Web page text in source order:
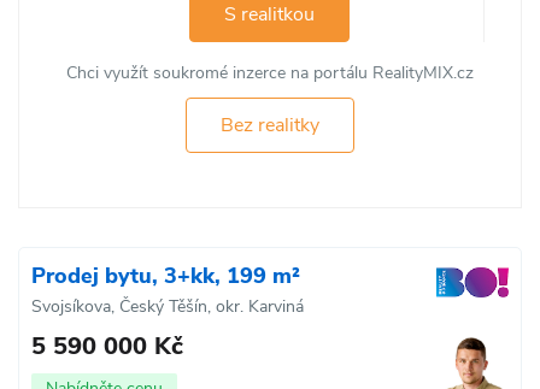
S realitkou
Chci využít soukromé inzerce na portálu RealityMIX.cz
Bez realitky
Prodej bytu, 3+kk, 199 m²
Svojsíkova, Český Těšín, okr. Karviná
5 590 000 Kč